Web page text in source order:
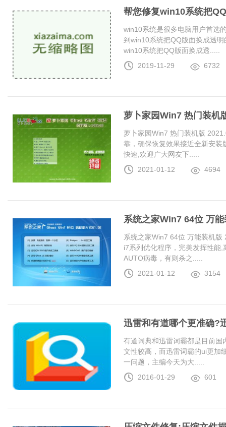
帮您修复win10系统把
win10系统是很多电脑用户首选
到win10系统把QQ版面换成透
win10系统把QQ版面换成透.....
2019-11-29
6732
萝卜家园Win7 热门装机
萝卜家园Win7 热门装机版
靠，确保恢复效果接近全新安
快速,欢迎广大网友下.....
2021-01-12
4694
系统之家Win7 64位 万
系统之家Win7 64位 万能装机
i7系列优化程序，完美发挥性能
AUTO病毒，有则杀之.....
2021-01-12
3154
迅雷和有道哪个更准确?
有道词典和迅雷词霸都是目前
文性较高，而迅雷词霸的ui更加
一问题，主编今天为大.....
2016-01-29
601